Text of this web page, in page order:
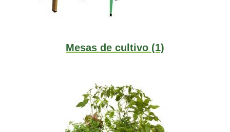
Mesas de cultivo (1)